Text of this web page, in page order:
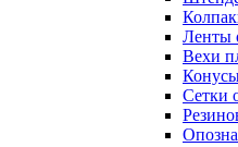
Ленты
Вехи
Сетки